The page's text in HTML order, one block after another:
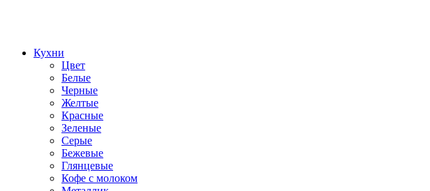
Кухни
Цвет
Белые
Черные
Желтые
Красные
Зеленые
Серые
Бежевые
Глянцевые
Кофе с молоком